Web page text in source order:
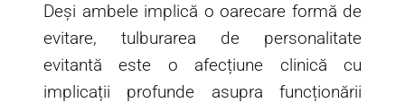
Deși ambele implică o oarecare formă de
evitare, tulburarea de personalitate
evitantă este o afecțiune clinică cu
implicații profunde asupra funcționării